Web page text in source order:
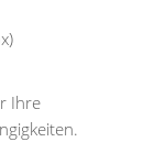
Ihre